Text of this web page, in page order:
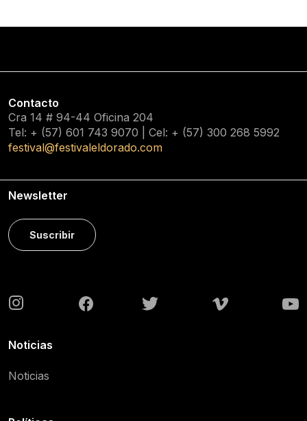
Contacto
Cra 14 # 94-44 Oficina 204
Tel: + (57) 601 743 9070 | Cel: + (57) 300 268 5992
festival@festivaleldorado.com
Newsletter
Suscribir
Noticias
Noticias